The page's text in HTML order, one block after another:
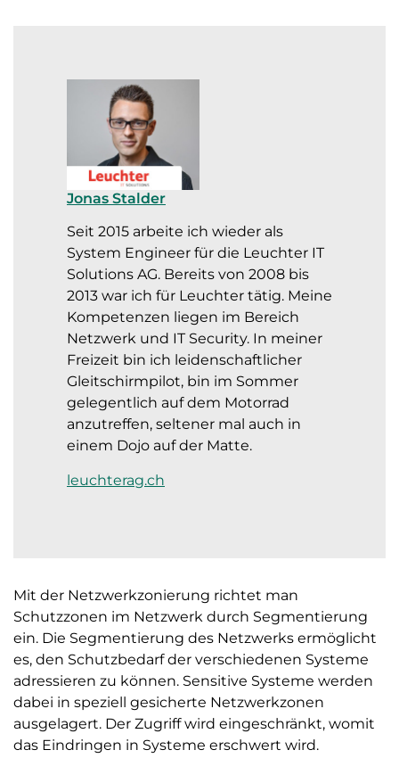
Jonas Stalder
Seit 2015 arbeite ich wieder als
System Engineer für die Leuchter IT
Solutions AG. Bereits von 2008 bis
2013 war ich für Leuchter tätig. Meine
Kompetenzen liegen im Bereich
Netzwerk und IT Security. In meiner
Freizeit bin ich leidenschaftlicher
Gleitschirmpilot, bin im Sommer
gelegentlich auf dem Motorrad
anzutreffen, seltener mal auch in
einem Dojo auf der Matte.
leuchterag.ch
Mit der Netzwerkzonierung richtet man
Schutzzonen im Netzwerk durch Segmentierung
ein. Die Segmentierung des Netzwerks ermöglicht
es, den Schutzbedarf der verschiedenen Systeme
adressieren zu können. Sensitive Systeme werden
dabei in speziell gesicherte Netzwerkzonen
ausgelagert. Der Zugriff wird eingeschränkt, womit
das Eindringen in Systeme erschwert wird.